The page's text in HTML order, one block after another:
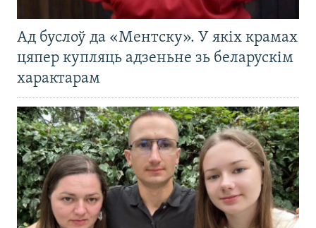
Ад буслоў да «Ментску». У якіх крамах
цяпер купляць адзеньне зь беларускім
характарам